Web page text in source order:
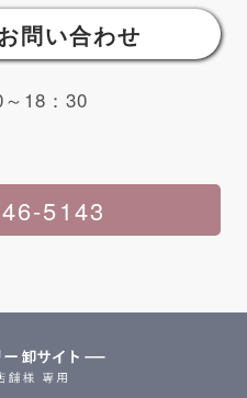
問い合わせ
18：30
5143